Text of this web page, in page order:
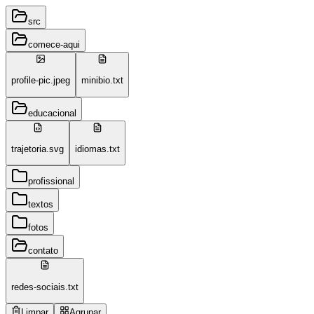
src
comece-aqui
profile-pic.jpeg minibio.txt
educacional
trajetoria.svg idiomas.txt
profissional
textos
fotos
contato
redes-sociais.txt